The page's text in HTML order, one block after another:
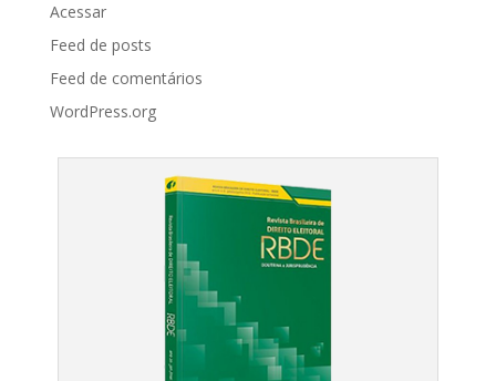
Acessar
Feed de posts
Feed de comentários
WordPress.org